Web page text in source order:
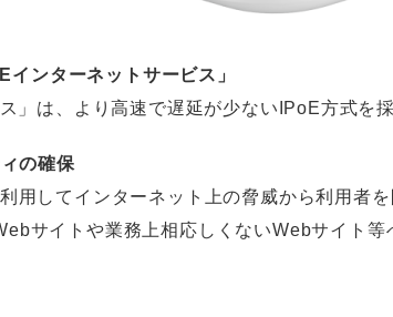
ンターネットサービス」
」は、より高速で遅延が少ないIPoE方式を
の確保
用してインターネット上の脅威から利用者
サイトや業務上相応しくないWebサイト